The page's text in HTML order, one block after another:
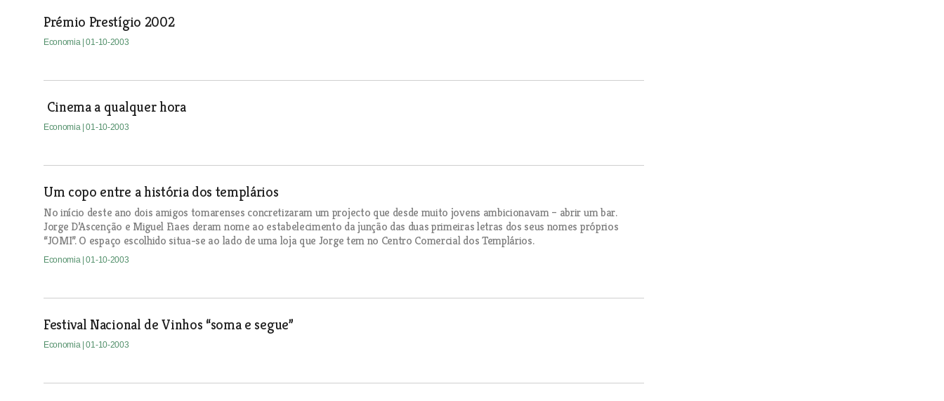
Prémio Prestígio 2002
Economia | 01-10-2003
Cinema a qualquer hora
Economia | 01-10-2003
Um copo entre a história dos templários
No início deste ano dois amigos tomarenses concretizaram um projecto que desde muito jovens ambicionavam – abrir um bar.
Jorge D’Ascenção e Miguel Fiaes deram nome ao estabelecimento da junção das duas primeiras letras dos seus nomes próprios
“JOMI”. O espaço escolhido situa-se ao lado de uma loja que Jorge tem no Centro Comercial dos Templários.
Economia | 01-10-2003
Festival Nacional de Vinhos “soma e segue”
Economia | 01-10-2003